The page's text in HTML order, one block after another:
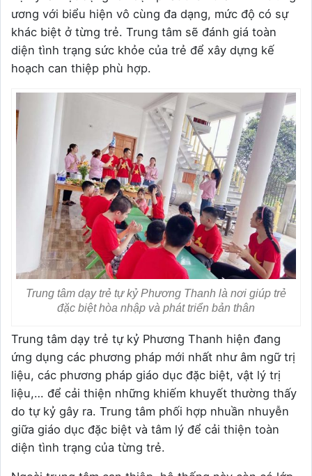
ương với biểu hiện vô cùng đa dạng, mức độ có sự
khác biệt ở từng trẻ. Trung tâm sẽ đánh giá toàn
diện tình trạng sức khỏe của trẻ để xây dựng kế
hoạch can thiệp phù hợp.
Trung tâm dạy trẻ tự kỷ Phương Thanh là nơi giúp trẻ
đặc biệt hòa nhập và phát triển bản thân
Trung tâm dạy trẻ tự kỷ Phương Thanh hiện đang
ứng dụng các phương pháp mới nhất như âm ngữ trị
liệu, các phương pháp giáo dục đặc biệt, vật lý trị
liệu,… để cải thiện những khiếm khuyết thường thấy
do tự kỷ gây ra. Trung tâm phối hợp nhuần nhuyễn
giữa giáo dục đặc biệt và tâm lý để cải thiện toàn
diện tình trạng của từng trẻ.